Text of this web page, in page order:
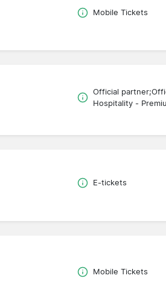
Mobile Tickets
Official
Hospitality -
E-tickets
Mobile Tickets